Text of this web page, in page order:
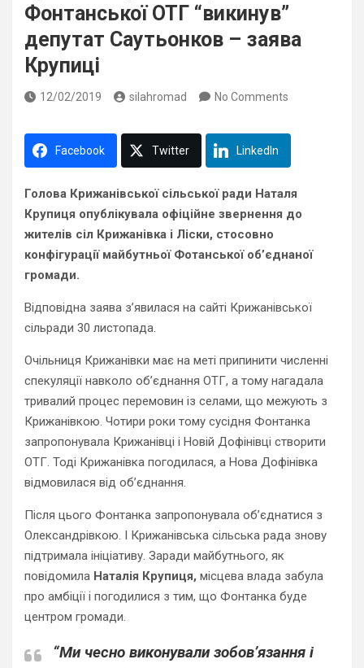
Фонтанської ОТГ “викинув”
депутат Саутьонков – заява
Крупиці
12/02/2019 silahromad No Comments
Facebook Twitter LinkedIn
Голова Крижанівської сільської ради Наталя
Крупиця опублікувала офіційне звернення до
жителів сіл Крижанівка і Ліски, стосовно
конфігурації майбутньої Фотанської об’єднаної
громади.
Відповідна заява з’явилася на сайті Крижанівської
сільради 30 листопада.
Очільниця Крижанівки має на меті припинити численні
спекуляції навколо об’єднання ОТГ, а тому нагадала
тривалий процес перемовин із селами, що межують з
Крижанівкою. Чотири роки тому сусідня Фонтанка
запропонувала Крижанівці і Новій Дофінівці створити
ОТГ. Тоді Крижанівка погодилася, а Нова Дофінівка
відмовилася від об’єднання.
Після цього Фонтанка запропонувала об’єднатися з
Олександрівкою. І Крижанівська сільська рада знову
підтримала ініціативу. Заради майбутнього, як
повідомила Наталія Крупиця, місцева влада забула
про амбіції і погодилися з тим, що Фонтанка буде
центром громади.
“Ми чесно виконували зобов’язання і